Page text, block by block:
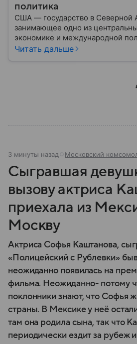
политика
США — государство в Северной
занимающее одно из
экономике и международной
материале — основные сведения
Читать дальше
3 минуты назад Московский
Сыгравшая
вызову актриса
приехала из
Москву
Актриса Софья Каштанова,
«Полицейский с Рублевки»
неожиданно появилась на
фильма. Неожиданно- потому
поклонники знают, что Софья
страны. В Мексике у неё
там она родила сына, так что
периодически ездит за рубеж